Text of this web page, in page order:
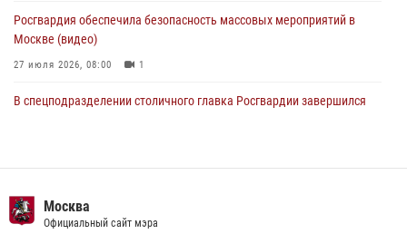
Росгвардия обеспечила безопасность массовых мероприятий в
Москве (видео)
27 июля 2026, 08:00 1
В спецподразделении столичного главка Росгвардии завершился
районе Китай-города (видео)
30 июля 2026, 14:00 1
Москва
Официальный сайт мэра